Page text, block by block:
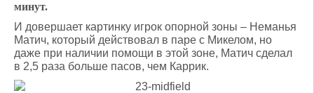
минут.
И довершает картинку игрок опорной зоны – Неманья
Матич, который действовал в паре с Микелом, но
даже при наличии помощи в этой зоне, Матич сделал
в 2,5 раза больше пасов, чем Каррик.